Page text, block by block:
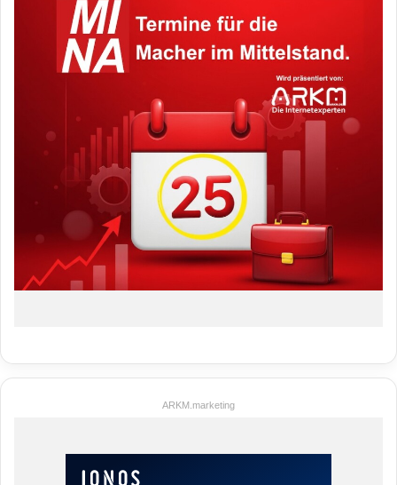
ARKM.marketing